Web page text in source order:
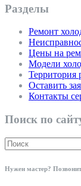
Разделы
Ремонт
Цены на
Модели
Территория
Оставить
Контакты
Поиск по
Нужен мастер?